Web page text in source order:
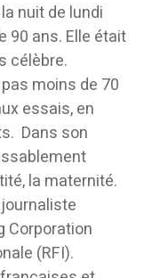
nuit de lundi
90 ans. Elle était
célèbre.
moins de 70
essais, en
Dans son
la maternité.
Corporation
(RFI).